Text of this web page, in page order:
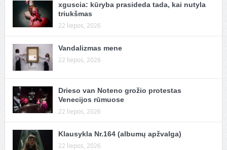
xguscia: kūryba prasideda tada, kai nutyla
triukšmas
22 liepos, 2026
Vandalizmas mene
22 liepos, 2026
Drieso van Noteno grožio protestas
Venecijos rūmuose
22 liepos, 2026
Klausykla Nr.164 (albumų apžvalga)
22 liepos, 2026